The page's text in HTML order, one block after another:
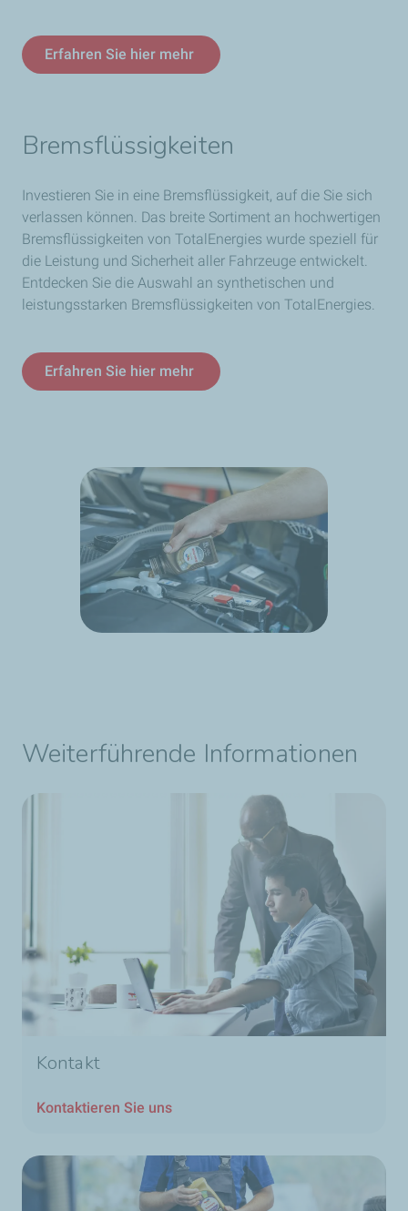
Erfahren Sie hier mehr
Bremsflüssigkeiten
Investieren Sie in eine Bremsflüssigkeit, auf die Sie sich
verlassen können. Das breite Sortiment an hochwertigen
Bremsflüssigkeiten von TotalEnergies wurde speziell für
die Leistung und Sicherheit aller Fahrzeuge entwickelt.
Entdecken Sie die Auswahl an synthetischen und
leistungsstarken Bremsflüssigkeiten von TotalEnergies.
Erfahren Sie hier mehr
Weiterführende Informationen
Kontakt
Kontaktieren Sie uns